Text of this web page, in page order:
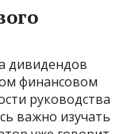
дивидендов
финансовом
руководства
важно изучать